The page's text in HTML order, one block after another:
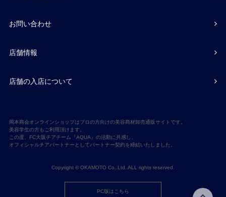
お問い合わせ
店舗情報
店舗の入店について
岡本商会オンラインショップはプロの方向けの美容商材卸売通販サイトです。
美容学生の方もご利用頂けます。
この度、FC大阪チアチーム『AQUA』の活動に共感し、
オフィシャルチアパートナーとしてパートナー契約を締結いたしました。
Copyright © OKAMOTO Co,.Ltd. ALL rights reserved.
PC版はこちら